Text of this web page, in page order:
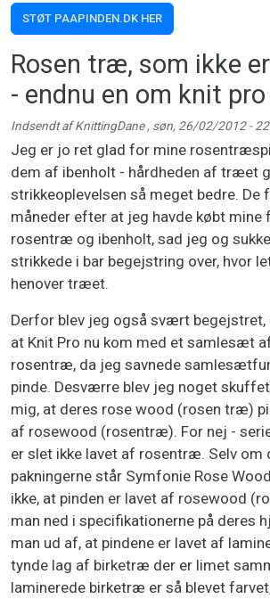
STØT PAAPINDEN.DK HER
Rosen træ, som ikke
- endnu en om knit pro
Indsendt afKnittingDane , søn, 26/02/2012 -
Jeg er jo ret glad for mine
dem af ibenholt - hårdheden af træet
strikkeoplevelsen så meget bedre. De
måneder efter at jeg havde købt mine
rosentræ og ibenholt, sad jeg og
strikkede i bar begejstring over, hvor
henover træet.
Derfor blev jeg også svært begejstret,
at Knit Pro nu kom med et samlesæt
rosentræ, da jeg savnede
pinde. Desværre blev jeg noget
mig, at deres rose wood (rosen træ)
af rosewood (rosentræ). For nej -
er slet ikke lavet af rosentræ. Selv om
pakningerne står Symfonie Rose
ikke, at pinden er lavet af rosewood
man ned i specifikationerne på deres
man ud af, at pindene er lavet af
tynde lag af birketræ der er limet
laminerede birketræ er så blevet